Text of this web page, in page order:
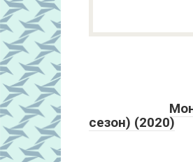
сезон) (2020)